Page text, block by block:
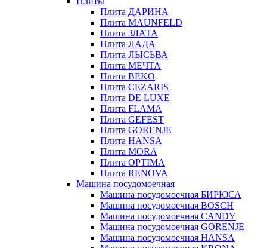
Плита ДАРИНА
Плита MAUNFELD
Плита ЗЛАТА
Плита ЛАДА
Плита ЛЫСЬВА
Плита МЕЧТА
Плита BEKO
Плита CEZARIS
Плита DE LUXE
Плита FLAMA
Плита GEFEST
Плита GORENJE
Плита HANSA
Плита MORA
Плита OPTIMA
Плита RENOVA
Машина посудомоечная
Машина посудомоечная БИРЮСА
Машина посудомоечная BOSCH
Машина посудомоечная CANDY
Машина посудомоечная GORENJE
Машина посудомоечная HANSA